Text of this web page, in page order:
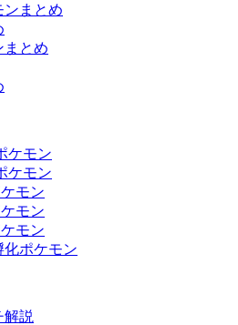
ンまとめ
まとめ
ケモン
ケモン
モン
モン
モン
ポケモン
解説